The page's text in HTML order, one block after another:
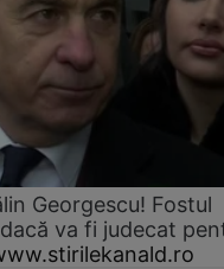
Georgescu! Fostul
va fi judecat